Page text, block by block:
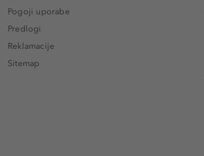
Pogoji uporabe
Predlogi
Reklamacije
Sitemap